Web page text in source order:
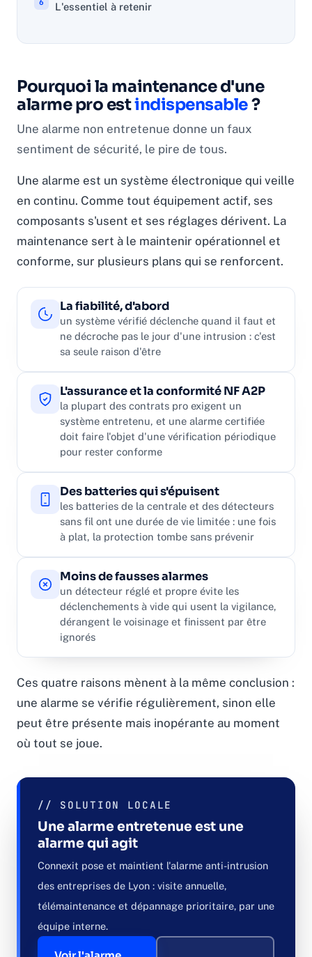
L'essentiel à retenir
Pourquoi la maintenance d'une
alarme pro estindispensable?
Une alarme non entretenue donne un faux
sentiment de sécurité, le pire de tous.
Une alarme est un système électronique qui veille
en continu. Comme tout équipement actif, ses
composants s'usent et ses réglages dérivent. La
maintenance sert à le maintenir opérationnel et
conforme, sur plusieurs plans qui se renforcent.
La fiabilité, d'abord
un système vérifié déclenche quand il faut et
ne décroche pas le jour d'une intrusion : c'est
sa seule raison d'être
L'assurance et la conformité NF A2P
la plupart des contrats pro exigent un
système entretenu, et une alarme certifiée
doit faire l'objet d'une vérification périodique
pour rester conforme
Des batteries qui s'épuisent
les batteries de la centrale et des détecteurs
sans fil ont une durée de vie limitée : une fois
à plat, la protection tombe sans prévenir
Moins de fausses alarmes
un détecteur réglé et propre évite les
déclenchements à vide qui usent la vigilance,
dérangent le voisinage et finissent par être
ignorés
Ces quatre raisons mènent à la même conclusion :
une alarme se vérifie régulièrement, sinon elle
peut être présente mais inopérante au moment
où tout se joue.
// SOLUTION LOCALE
Une alarme entretenue est une
alarme qui agit
Connexit pose et maintient l'alarme anti-intrusion
des entreprises de Lyon : visite annuelle,
télémaintenance et dépannage prioritaire, par une
équipe interne.